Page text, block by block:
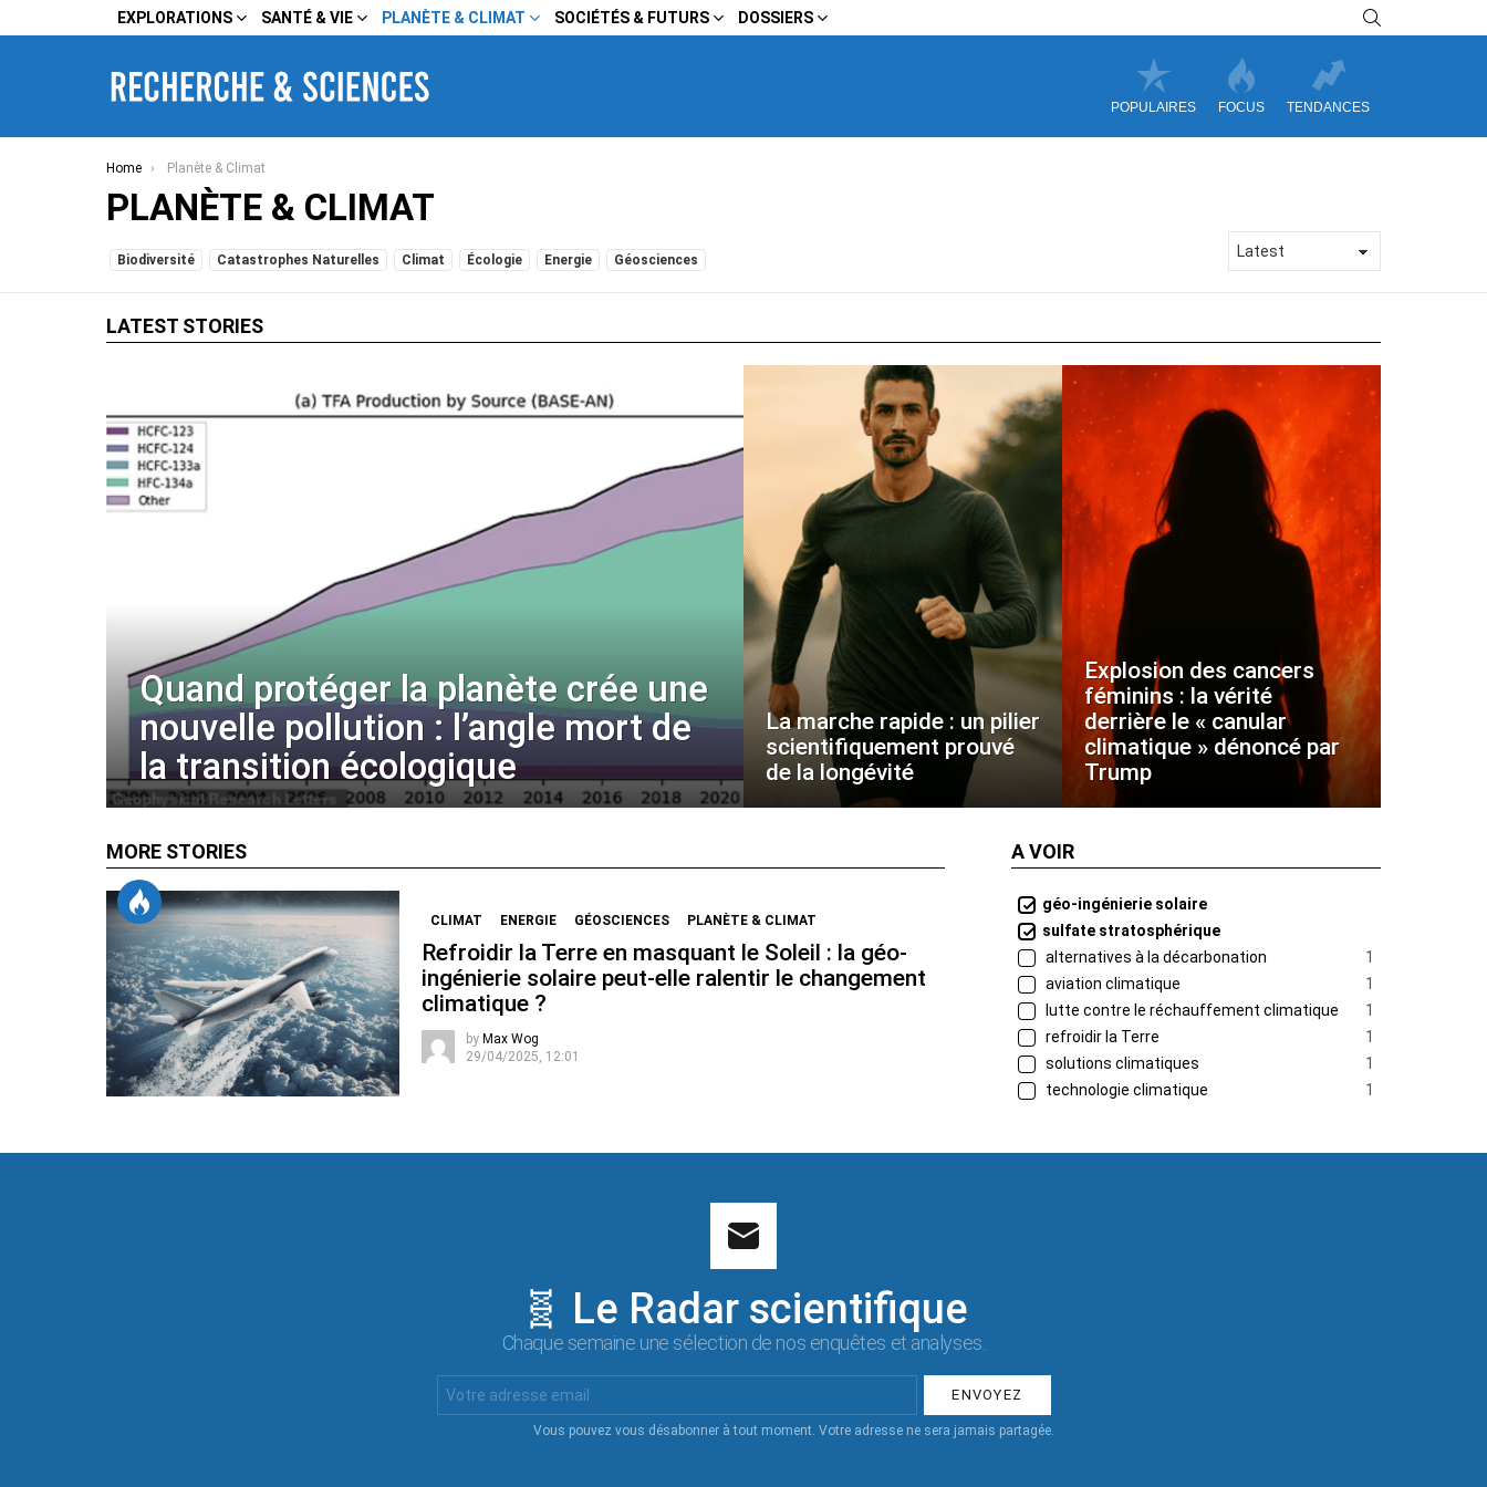
EXPLORATIONS SANTÉ & VIE PLANÈTE & CLIMAT SOCIÉTÉS & FUTURS DOSSIERS
POPULAIRES FOCUS TENDANCES
You are here:
Home Planète & Climat
PLANÈTE & CLIMAT
SUBTERMS
Biodiversité Catastrophes Naturelles Climat Écologie Energie Géosciences
LATEST STORIES
Quand protéger la planète crée une
nouvelle pollution : l’angle mort de
la transition écologique
La marche rapide : un pilier
scientifiquement prouvé
de la longévité
Explosion des cancers
féminins : la vérité
derrière le « canular
climatique » dénoncé par
Trump
MORE STORIES
CLIMAT ENERGIE GÉOSCIENCES PLANÈTE & CLIMAT
Refroidir la Terre en masquant le Soleil : la géo-
ingénierie solaire peut-elle ralentir le changement
climatique ?
by Max Wog
29/04/2025, 12:01
A VOIR
géo-ingénierie solaire
sulfate stratosphérique
alternatives à la décarbonation
1
aviation climatique
1
lutte contre le réchauffement climatique
1
refroidir la Terre
1
solutions climatiques
1
technologie climatique
1
🧬 Le Radar scientifique
Chaque semaine une sélection de nos enquêtes et analyses.
Email
:
Vous pouvez vous désabonner à tout moment. Votre adresse ne sera jamais partagée.